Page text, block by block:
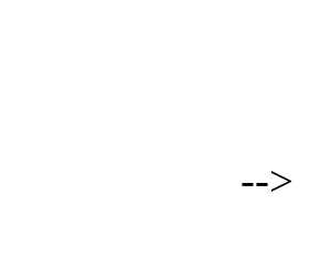
-->